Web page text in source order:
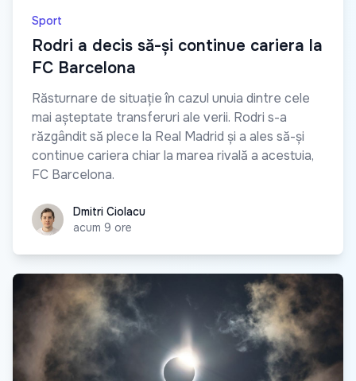
Sport
Rodri a decis să-și continue cariera la
FC Barcelona
Răsturnare de situație în cazul unuia dintre cele
mai așteptate transferuri ale verii. Rodri s-a
răzgândit să plece la Real Madrid și a ales să-și
continue cariera chiar la marea rivală a acestuia,
FC Barcelona.
Dmitri Ciolacu
Dmitri Ciolacu
acum 9 ore